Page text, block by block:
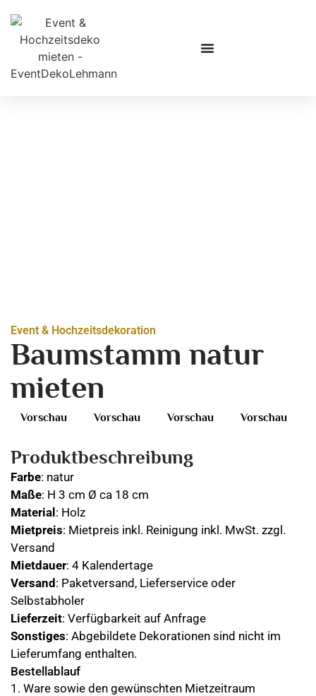
Event & Hochzeitsdekoration
Baumstamm natur
mieten
Produktbeschreibung
Farbe: natur
Maße: H 3 cm Ø ca 18 cm
Material : Holz
Mietpreis: Mietpreis inkl. Reinigung inkl. MwSt. zzgl.
Versand
Mietdauer: 4 Kalendertage
Versand : Paketversand, Lieferservice oder
Selbstabholer
Lieferzeit: Verfügbarkeit auf Anfrage
Sonstiges: Abgebildete Dekorationen sind nicht im
Lieferumfang enthalten.
Vorschau Vorschau Vorschau Vorschau
Bestellablauf
1. Ware sowie den gewünschten Mietzeitraum